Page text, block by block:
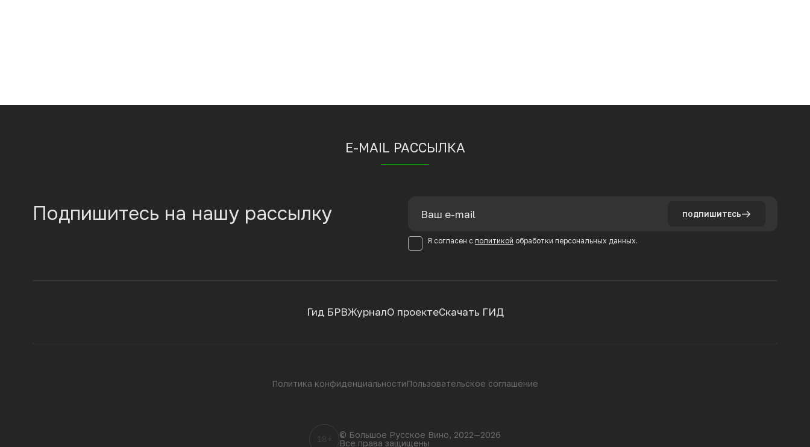
E-MAIL РАССЫЛКА
Подпишитесь на нашу рассылку ПОДПИШИТЕСЬ
Я согласен с политикой обработки персональных данных.
ЖурналО проектеСкачать ГИД
Гид БРВ
Политика конфиденциальностиПользовательское соглашение
18+
© Большое Русское Вино, 2022—2026
Все права защищены